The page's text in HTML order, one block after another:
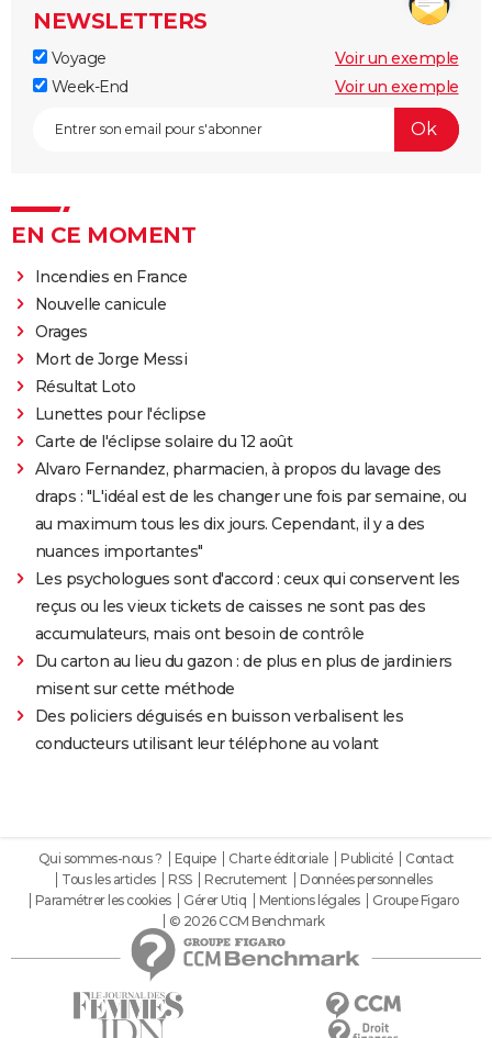
NEWSLETTERS
Voyage
Voir un exemple
Week-End
Voir un exemple
EN CE MOMENT
Incendies en France
Nouvelle canicule
Orages
Mort de Jorge Messi
Résultat Loto
Lunettes pour l'éclipse
Carte de l'éclipse solaire du 12 août
Alvaro Fernandez, pharmacien, à propos du lavage des
draps : "L'idéal est de les changer une fois par semaine, ou
au maximum tous les dix jours. Cependant, il y a des
nuances importantes"
Les psychologues sont d'accord : ceux qui conservent les
reçus ou les vieux tickets de caisses ne sont pas des
accumulateurs, mais ont besoin de contrôle
Du carton au lieu du gazon : de plus en plus de jardiniers
misent sur cette méthode
Des policiers déguisés en buisson verbalisent les
conducteurs utilisant leur téléphone au volant
Qui sommes-nous ? Equipe Charte éditoriale Publicité
Contact
Tous les articles
RSS Recrutement
Données personnelles
Paramétrer les cookies
Gérer Utiq Mentions légales
Groupe Figaro
© 2026 CCM Benchmark